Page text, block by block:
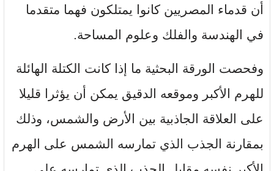
أن قدماء المصريين كانوا يمتلكون فهما متقدما
في الهندسة والفلك وعلوم المساحة.
وفحصت الورقة البحثية ما إذا كانت الكتلة الهائلة
للهرم الأكبر وموقعه الدقيق يمكن أن يؤثرا قليلا
على العلاقة الجاذبية بين الأرض والشمس، وذلك
بمقارنة الجذب الذي تمارسه الشمس على الهرم